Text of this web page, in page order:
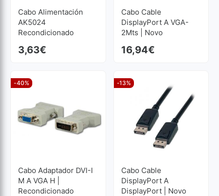
Cabo Alimentación
AK5024
Recondicionado
3,63€
Cabo Cable
DisplayPort A VGA-
2Mts | Novo
16,94€
Cabo Adaptador DVI-I
M A VGA H |
Recondicionado
-40%
Cabo Cable
DisplayPort A
DisplayPort | Novo
-13%